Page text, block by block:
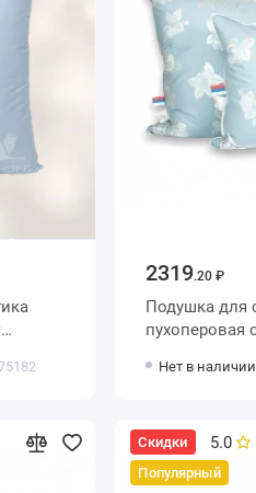
2319.20 ₽
Подушка для сна 50х70 из тика
Нет в наличии
Скидки
Популярный
5.0